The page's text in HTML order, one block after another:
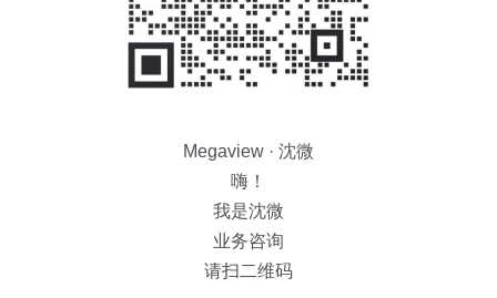
Megaview · 沈微
嗨！
我是沈微
业务咨询
请扫二维码